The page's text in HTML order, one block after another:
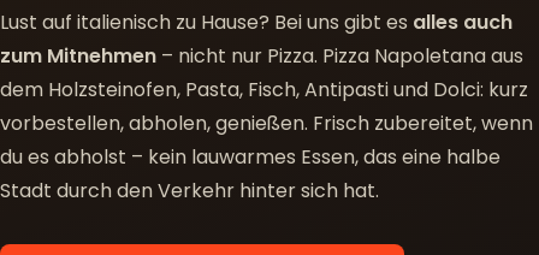
Lust auf italienisch zu Hause? Bei uns gibt es alles auch
zum Mitnehmen – nicht nur Pizza. Pizza Napoletana aus
dem Holzsteinofen, Pasta, Fisch, Antipasti und Dolci: kurz
vorbestellen, abholen, genießen. Frisch zubereitet, wenn
du es abholst – kein lauwarmes Essen, das eine halbe
Stadt durch den Verkehr hinter sich hat.